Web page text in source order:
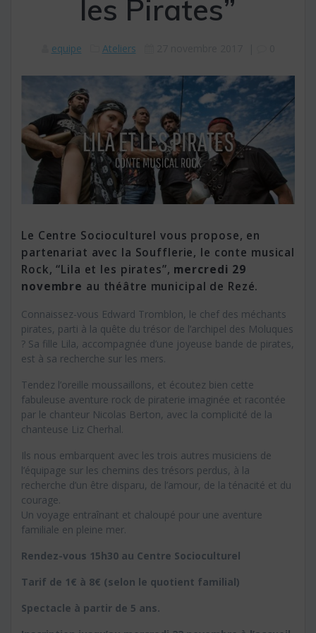
les Pirates”
equipe Ateliers
Le Centre Socioculturel vous propose, en
partenariat avec la Soufflerie, le conte musical
Rock, “Lila et les pirates”, mercredi 29
novembre au théâtre municipal de Rezé.
Connaissez-vous Edward Tromblon, le chef des méchants
pirates, parti à la quête du trésor de l’archipel des Moluques
? Sa fille Lila, accompagnée d’une joyeuse bande de pirates,
est à sa recherche sur les mers.
Tendez l’oreille moussaillons, et écoutez bien cette
fabuleuse aventure rock de piraterie imaginée et racontée
par le chanteur Nicolas Berton, avec la complicité de la
chanteuse Liz Cherhal.
Ils nous embarquent avec les trois autres musiciens de
l’équipage sur les chemins des trésors perdus, à la
recherche d’un être disparu, de l’amour, de la ténacité et du
courage.
Un voyage entraînant et chaloupé pour une aventure
familiale en pleine mer.
Rendez-vous 15h30 au Centre Socioculturel
Tarif de 1€ à 8€ (selon le quotient familial)
Spectacle à partir de 5 ans.